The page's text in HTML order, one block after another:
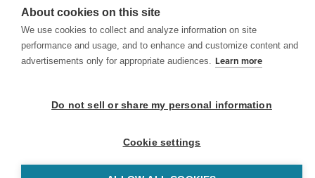
BrainPOP Maestros is proudly powered byWordPress. Built by
About cookies on this site
We use cookies to collect and analyze information on site
performance and usage, and to enhance and customize content and
advertisements only for appropriate audiences. Learn more
Do not sell or share my personal information
Cookie settings